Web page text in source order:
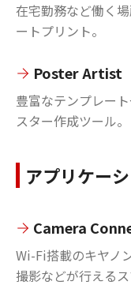
在宅勤務など働く
ートプリント。
Poster Artist
豊富なテンプレー
スター作成ツール。
アプリケー
Camera
Wi-Fi搭載のキヤノ
撮影などが行えるス